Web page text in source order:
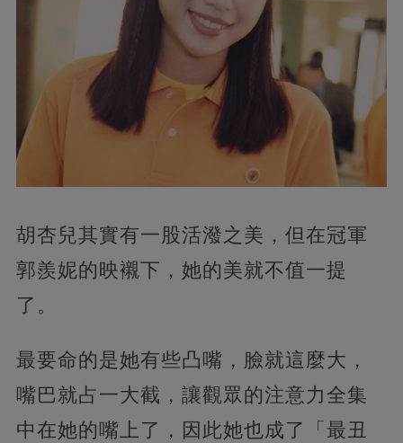
胡杏兒其實有一股活潑之美，但在冠軍
郭羨妮的映襯下，她的美就不值一提
了。
最要命的是她有些凸嘴，臉就這麼大，
嘴巴就占一大截，讓觀眾的注意力全集
中在她的嘴上了，因此她也成了「最丑